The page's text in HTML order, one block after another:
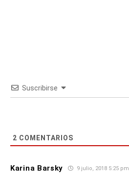
Suscribirse
2 COMENTARIOS
Karina Barsky 9 julio, 2018 5:25 pm